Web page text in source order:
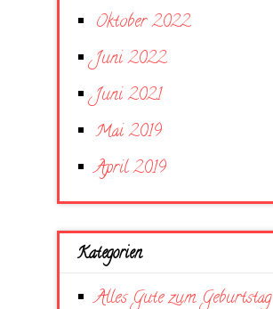
Oktober 2022
Juni 2022
Juni 2021
Mai 2019
April 2019
Kategorien
Alles Gute zum Geburtstag